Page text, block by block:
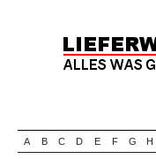
A B C D E F G H